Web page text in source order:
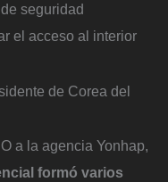
seguridad
el acceso al interior
de Corea del
a la agencia Yonhap,
formó varios